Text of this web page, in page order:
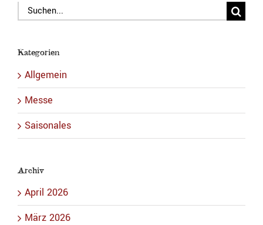
Suche
nach:
Kategorien
Allgemein
Messe
Saisonales
Archiv
April 2026
März 2026